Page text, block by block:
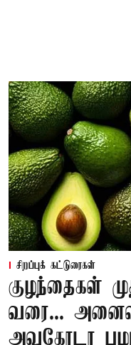
சிறப்புக் கட்டுரைகள்
குழந்தைகள்
வரை...
அவகோடா